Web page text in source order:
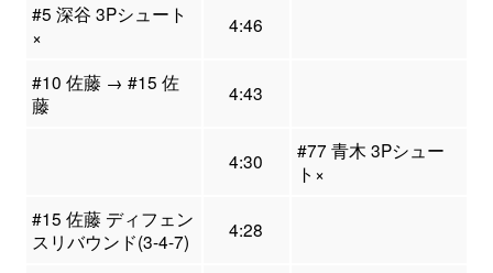
#5 深谷 3Pシュート
×
4:46
#10 佐藤 → #15 佐
藤
4:43
4:30
#77 青木 3Pシュー
ト×
#15 佐藤 ディフェン
スリバウンド(3-4-7)
4:28